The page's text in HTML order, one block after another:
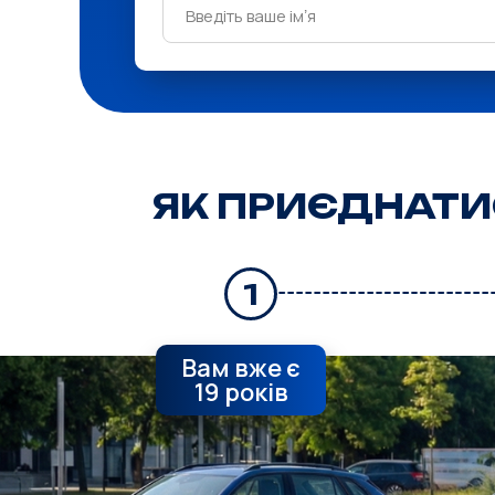
Вам вже є
19 років
1
ЯК